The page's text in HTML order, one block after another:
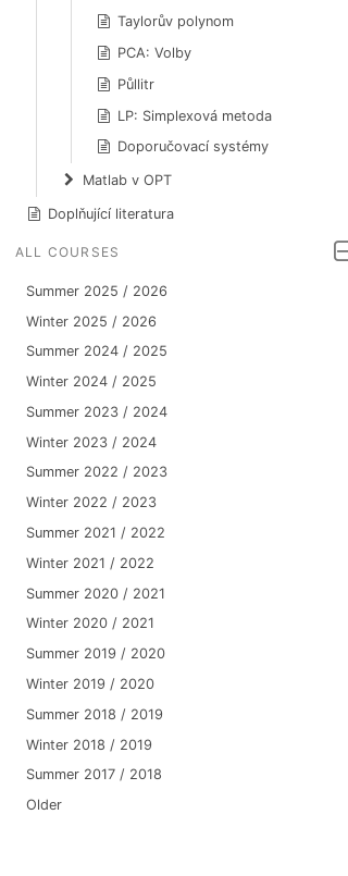
Taylorův polynom
PCA: Volby
Půllitr
LP: Simplexová metoda
Doporučovací systémy
Matlab v OPT
Doplňující literatura
ALL COURSES
Summer 2025 / 2026
Winter 2025 / 2026
Summer 2024 / 2025
Winter 2024 / 2025
Summer 2023 / 2024
Winter 2023 / 2024
Summer 2022 / 2023
Winter 2022 / 2023
Summer 2021 / 2022
Winter 2021 / 2022
Summer 2020 / 2021
Winter 2020 / 2021
Summer 2019 / 2020
Winter 2019 / 2020
Summer 2018 / 2019
Winter 2018 / 2019
Summer 2017 / 2018
Older